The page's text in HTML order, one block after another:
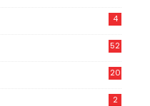
4
52
20
2